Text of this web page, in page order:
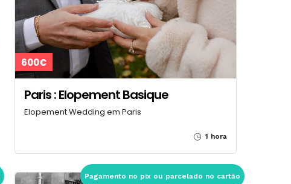
600€
Paris : Elopement Basique
Elopement Wedding em Paris
1 hora
Pagamento no pix ou parcelado no cartão